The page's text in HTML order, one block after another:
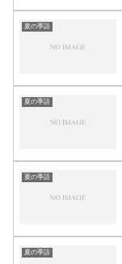
夏の季語
夏の季語
夏の季語
夏の季語